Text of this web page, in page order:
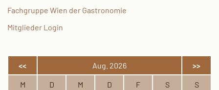
Fachgruppe Wien der Gastronomie
Mitglieder Login
<< Aug. 2026 >>
M D M D F S S